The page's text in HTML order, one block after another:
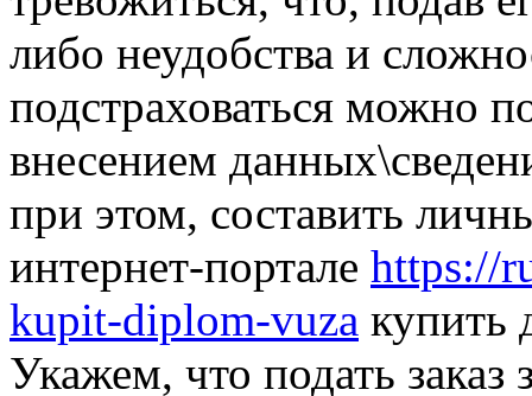
либо неудобства и
подстраховаться можно
внесением
при этом, составить
интернет-портале https://
kupit-diplom-vuza купить
Укажем, что подать заказ